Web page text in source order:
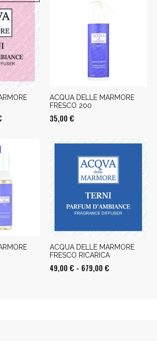
a
ACQUA DELLE MARMORE
FRESCO 200
35,00 €
ACQUA DELLE MARMORE
FRESCO RICARICA
49,00 € - 679,00 €